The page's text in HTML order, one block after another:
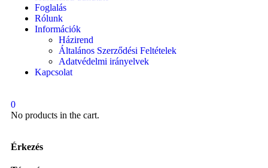
Foglalás
Rólunk
Információk
Házirend
Általános Szerződési Feltételek
Adatvédelmi irányelvek
Kapcsolat
0
No products in the cart.
Érkezés